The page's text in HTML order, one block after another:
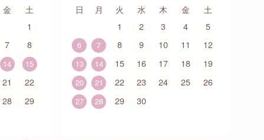
金
土
1
7
8
14 15
21
22
28
29
日 月 火 水 木 金
土
1
2 3 4 5
6 7 8 9 10 11 12
13 14 15 16 17 18 19
20 21 22 23 24 25 26
27 28 29 30